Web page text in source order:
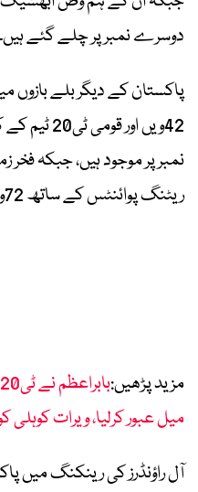
دوسرے نمبر پر چلے گئے
ریٹنگ پوائنٹس کے ساتھ 72ویں پوزیشن پر پہنچ گئے ہیں۔
مزید پڑھیں:
میل عبور کرلیا، ویرات کوہلی
آل راؤنڈرز کی رینکنگ میں